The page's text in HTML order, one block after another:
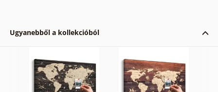
Ugyanebből a kollekcióból